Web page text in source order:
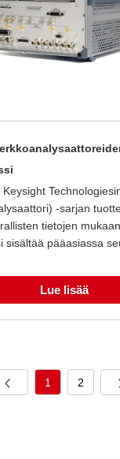
-sarjan
tietojen
sisältää pääasiassa
Lue lisää
1 2